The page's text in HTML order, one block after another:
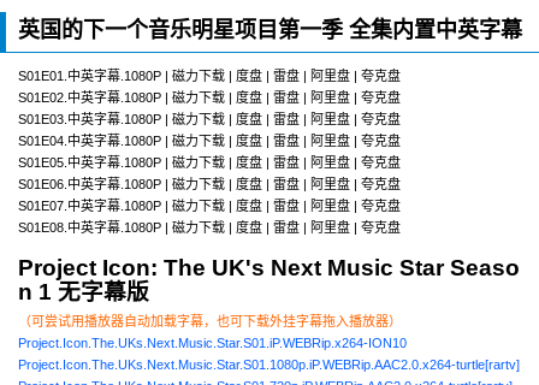
英国的下一个音乐明星项目第一季 全集内置中英字幕
S01E01.中英字幕.1080P | 磁力下载 | 度盘 | 雷盘 | 阿里盘 | 夸克盘
S01E02.中英字幕.1080P | 磁力下载 | 度盘 | 雷盘 | 阿里盘 | 夸克盘
S01E03.中英字幕.1080P | 磁力下载 | 度盘 | 雷盘 | 阿里盘 | 夸克盘
S01E04.中英字幕.1080P | 磁力下载 | 度盘 | 雷盘 | 阿里盘 | 夸克盘
S01E05.中英字幕.1080P | 磁力下载 | 度盘 | 雷盘 | 阿里盘 | 夸克盘
S01E06.中英字幕.1080P | 磁力下载 | 度盘 | 雷盘 | 阿里盘 | 夸克盘
S01E07.中英字幕.1080P | 磁力下载 | 度盘 | 雷盘 | 阿里盘 | 夸克盘
S01E08.中英字幕.1080P | 磁力下载 | 度盘 | 雷盘 | 阿里盘 | 夸克盘
Project Icon: The UK's Next Music Star Seaso
n 1 无字幕版
（可尝试用播放器自动加载字幕，也可下载外挂字幕拖入播放器）
Project.Icon.The.UKs.Next.Music.Star.S01.iP.WEBRip.x264-ION10
Project.Icon.The.UKs.Next.Music.Star.S01.1080p.iP.WEBRip.AAC2.0.x264-turtle[rartv]